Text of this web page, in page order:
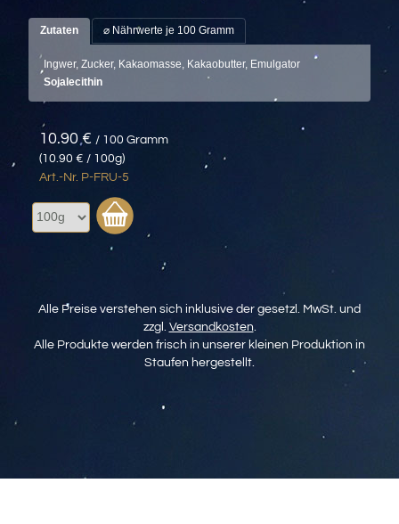
Zutaten ⌀ Nährwerte je 100 Gramm
Ingwer, Zucker, Kakaomasse, Kakaobutter, Emulgator
Sojalecithin
10.90 € / 100 Gramm
(10.90 € / 100g)
Art.-Nr. P-FRU-5
Alle Preise verstehen sich inklusive der gesetzl. MwSt. und
zzgl. Versandkosten
Alle Produkte werden frisch in unserer kleinen Produktion in
Staufen hergestellt.